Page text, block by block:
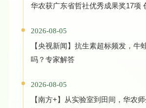
2026-08-05
【央视新闻】抗生素超标频发，牛
吗？专家解答
2026-08-05
【南方+】从实验室到田间，华农